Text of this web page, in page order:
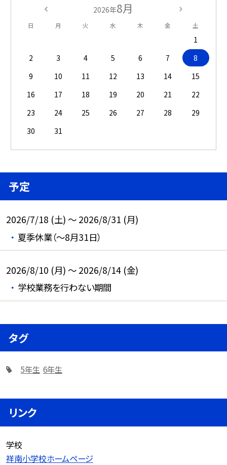
2026年8月
日 月 火 水 木 金 土
1
2
3 4 5 6 7
8
9
10 11 12 13 14
15
16
17 18 19 20 21
22
23
24 25 26 27 28
29
30
31
予定
2026/7/18 (土) ～ 2026/8/31 (月)
夏季休業（～8月31日）
2026/8/10 (月) ～ 2026/8/14 (金)
学校業務を行わない期間
タグ
5年生 6年生
リンク
学校
祥南小学校ホームページ